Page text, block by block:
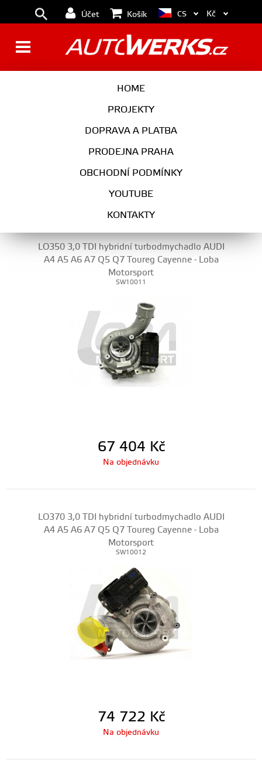
Účet Košík
HOME
PROJEKTY
DOPRAVA A PLATBA
PRODEJNA PRAHA
OBCHODNÍ PODMÍNKY
YOUTUBE
KONTAKTY
CS Kč
TURBODMYCHADLA A
TURBOKITY
MOTOR
TURBODMYCHADLA A TURBOKITY
LO350 3,0 TDI hybridní turbodmychadlo AUDI
A4 A5 A6 A7 Q5 Q7 Toureg Cayenne - Loba
Motorsport
SW10011
67 404 Kč
Na objednávku
LO370 3,0 TDI hybridní turbodmychadlo AUDI
A4 A5 A6 A7 Q5 Q7 Toureg Cayenne - Loba
Motorsport
SW10012
74 722 Kč
Na objednávku